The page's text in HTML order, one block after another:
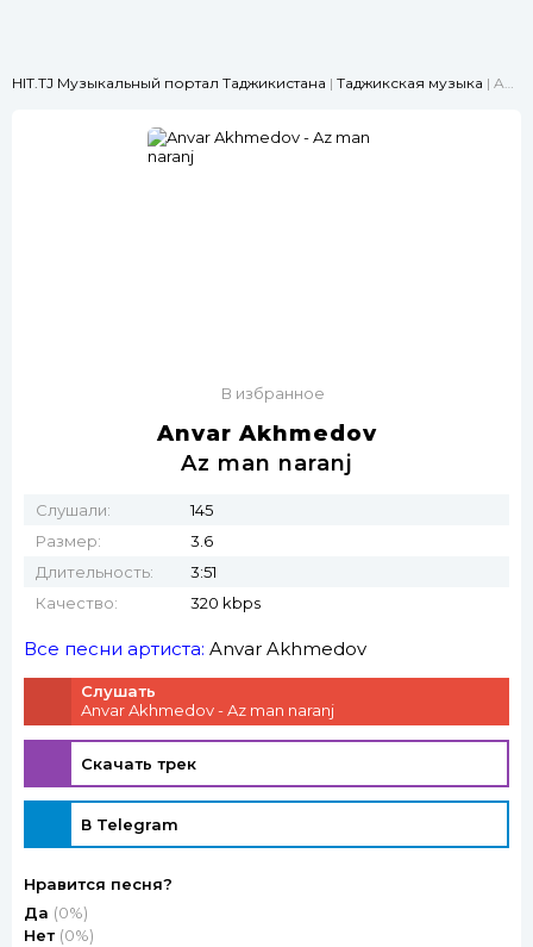
HIT.TJ Музыкальный портал Таджикистана | Таджикская музыка | Anvar Akhmedov - Az man naranj
В избранное
Anvar Akhmedov
Az man naranj
Слушали:
145
Размер:
3.6
Длительность:
3:51
Качество:
320 kbps
Все песни артиста: Anvar Akhmedov
Слушать
Anvar Akhmedov - Az man naranj
Скачать трек
В Telegram
Нравится песня?
Да (0%)
Нет (0%)